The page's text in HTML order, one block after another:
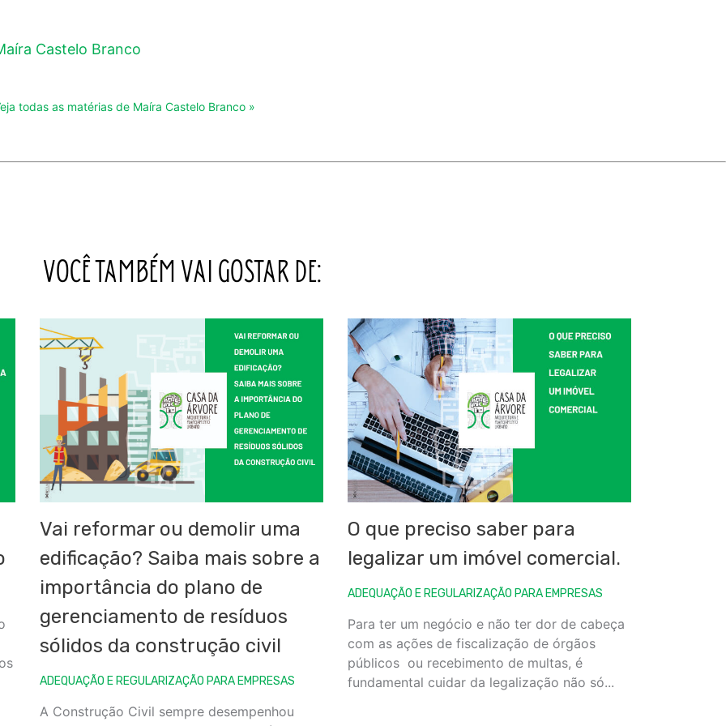
Castelo Branco
todas as matérias de Maíra Castelo Branco »
VOCÊ TAMBÉM VAI GOSTAR DE:
Vai reformar ou demolir uma
edificação? Saiba mais sobre a
importância do plano de
gerenciamento de resíduos
sólidos da construção civil
ADEQUAÇÃO E REGULARIZAÇÃO PARA EMPRESAS
A Construção Civil sempre desempenhou
O que preciso saber para
legalizar um imóvel comercial.
ADEQUAÇÃO E REGULARIZAÇÃO PARA EMPRESAS
Para ter um negócio e não ter dor de cabeça
com as ações de fiscalização de órgãos
públicos ou recebimento de multas, é
fundamental cuidar da legalização não só...